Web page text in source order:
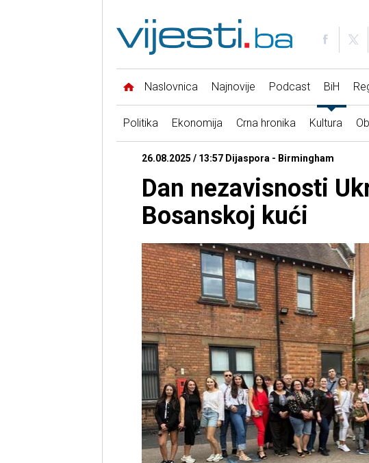
Naslovnica Najnovije Podcast BiH
Politika Ekonomija Crna hronika Kultura
26.08.2025 / 13:57 Dijaspora - Birmingham
Dan nezavisnosti
Bosanskoj kući